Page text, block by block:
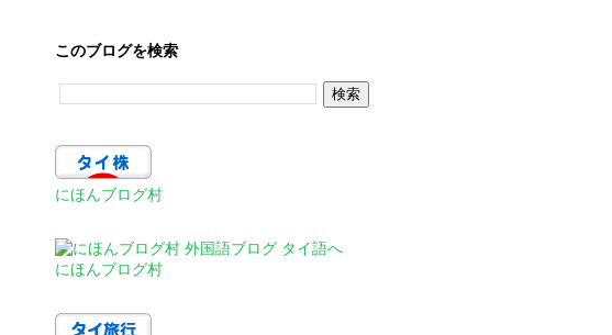
このブログを検索
にほんブログ村
にほんブログ村